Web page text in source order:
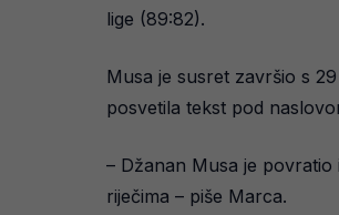
lige (89:82).
Musa je susret završio s
posvetila tekst pod
– Džanan Musa je
riječima – piše Marca.